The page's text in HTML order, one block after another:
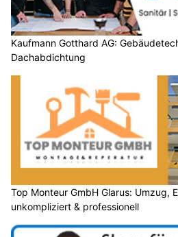
Kaufmann Gotthard AG:
Dachabdichtung
Top Monteur GmbH Glarus: Umzug,
unkompliziert & professionell